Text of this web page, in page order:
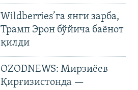
Wildberries’га янги зарба,
Трамп Эрон бўйича баёнот
қилди
OZODNEWS: Мирзиёев
Қирғизистонда —